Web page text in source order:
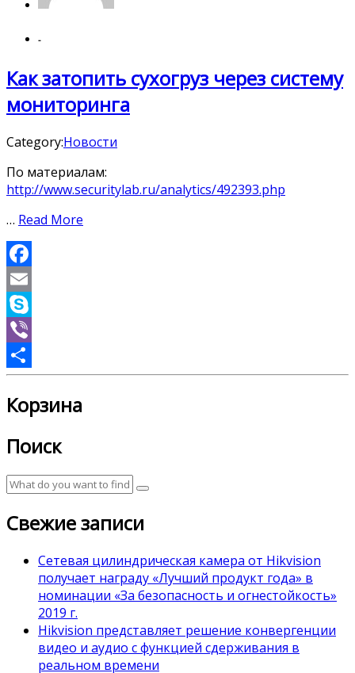
-
Как затопить сухогруз через систему
мониторинга
Category:Новости
По материалам:
http://www.securitylab.ru/analytics/492393.php
… Read More
Facebook
Email
Skype
Viber
Отправить
Корзина
Поиск
Свежие записи
Сетевая цилиндрическая камера от Hikvision
получает награду «Лучший продукт года» в
номинации «За безопасность и огнестойкость»
2019 г.
Hikvision представляет решение конвергенции
видео и аудио с функцией сдерживания в
реальном времени